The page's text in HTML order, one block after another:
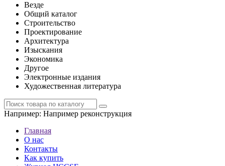
Везде
Общий каталог
Строительство
Проектирование
Архитектура
Изыскания
Экономика
Другое
Электронные издания
Художественная литература
Например: Например реконструкция
Главная
О нас
Контакты
Как купить